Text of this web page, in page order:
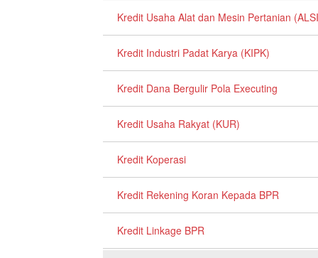
Kredit Usaha Alat dan Mesin Pertanian
Kredit Industri Padat Karya (KIPK)
Kredit Dana Bergulir Pola Executing
Kredit Usaha Rakyat (KUR)
Kredit Koperasi
Kredit Rekening Koran Kepada BPR
Kredit Linkage BPR